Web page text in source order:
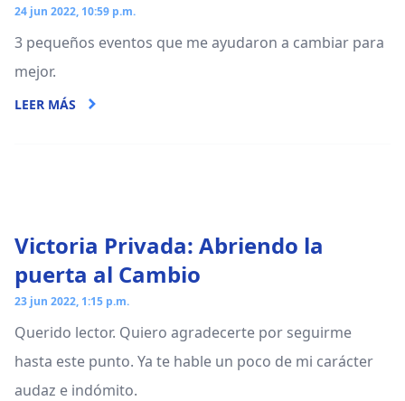
24 jun 2022, 10:59 p.m.
3 pequeños eventos que me ayudaron a cambiar para
mejor.
LEER MÁS
Victoria Privada: Abriendo la
puerta al Cambio
23 jun 2022, 1:15 p.m.
Querido lector. Quiero agradecerte por seguirme
hasta este punto. Ya te hable un poco de mi carácter
audaz e indómito.